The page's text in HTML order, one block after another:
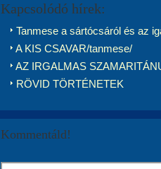
Kapcsolódó hírek:
Tanmese a sártócsáról és az
A KIS CSAVAR/tanmese/
AZ IRGALMAS
RÖVID TÖRTÉNETEK
Kommentáld!